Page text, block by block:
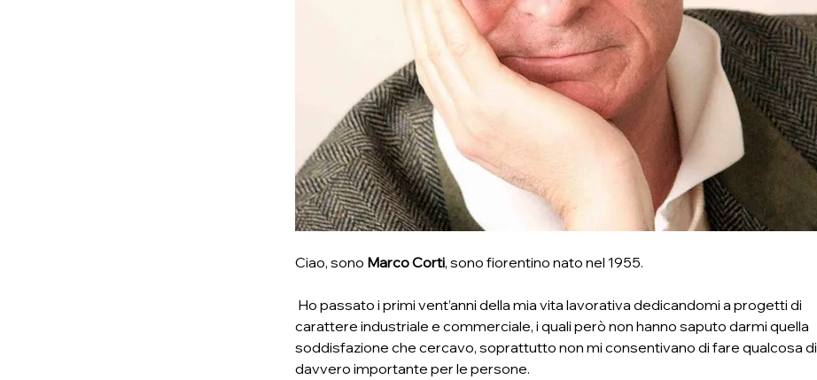
Ciao, sono Marco Corti, sono fiorentino nato nel 1955.
Ho passato i primi vent’anni della mia vita lavorativa dedicandomi a progetti di
carattere industriale e commerciale, i quali però non hanno saputo darmi quella
soddisfazione che cercavo, soprattutto non mi consentivano di fare qualcosa di
davvero importante per le persone.